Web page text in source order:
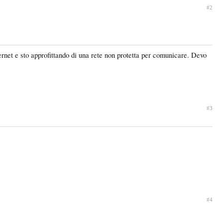
#2
e sto approfittando di una rete non protetta per comunicare. Devo
#3
#4